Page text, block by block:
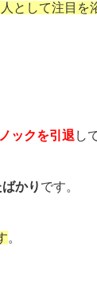
として注目を
ックを引退 し
かり です。
。